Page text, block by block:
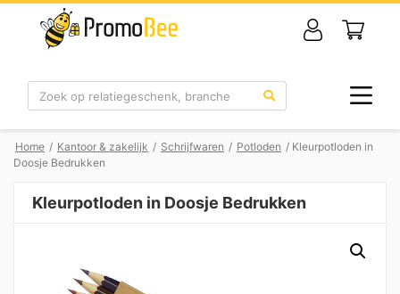
Zoek
Home / Kantoor & zakelijk / Schrijfwaren / Potloden / Kleurpotloden in
Doosje Bedrukken
Kleurpotloden in Doosje Bedrukken